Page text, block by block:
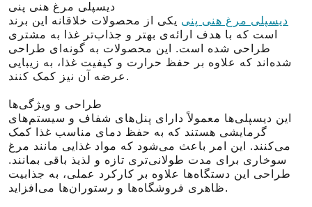
دیسپلی مرغ هنی پنی
دیسپلی مرغ هنی پنی یکی از محصولات خلاقانه این برند
است که با هدف ارائه‌ی بهتر و جذاب‌تر غذا به مشتری
طراحی شده است. این محصولات به گونه‌ای طراحی
شده‌اند که علاوه بر حفظ حرارت و کیفیت غذا، به زیبایی
عرضه آن نیز کمک کنند.
طراحی و ویژگی‌ها
این دیسپلی‌ها معمولاً دارای پنل‌های شفاف و سیستم‌های
گرمایشی هستند که به حفظ دمای مناسب غذا کمک
می‌کنند. این امر باعث می‌شود که مواد غذایی مانند مرغ
سوخاری برای مدت طولانی‌تری تازه و لذیذ باقی بمانند.
طراحی این دستگاه‌ها علاوه بر کارکرد عملی، به جذابیت
ظاهری فروشگاه‌ها و رستوران‌ها می‌افزاید.